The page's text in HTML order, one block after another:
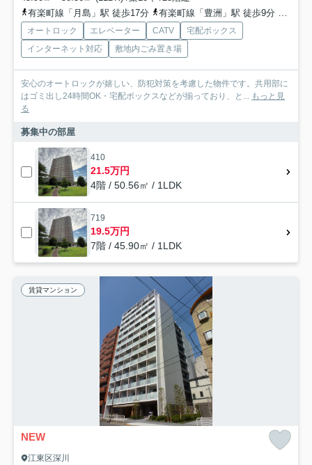
有楽町線「月島」駅 徒歩17分
有楽町線「豊洲」駅 徒歩9分 ゆり
オートロック エレベーター CATV
宅配ボックス
インターネット対応
敷地内ごみ置き場
安心のオートロックが嬉しい、防犯対策を考慮した物件です。共用部に
はゴミ出し24時間OK・宅配ボックスなどが揃っており、と... もっと見
る
募集中の部屋
410
21.5万円
4階 / 50.56㎡ / 1LDK
719
19.5万円
7階 / 45.90㎡ / 1LDK
賃貸マンション
NEW
江東区深川